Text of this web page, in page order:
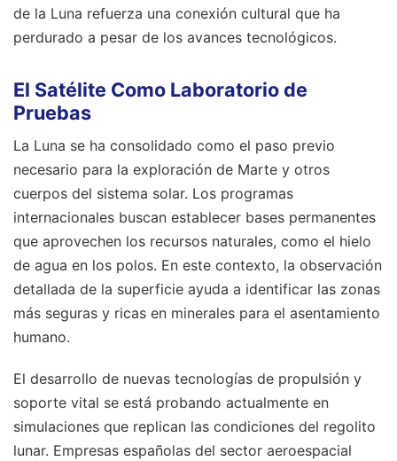
de la Luna refuerza una conexión cultural que ha
perdurado a pesar de los avances tecnológicos.
El Satélite Como Laboratorio de
Pruebas
La Luna se ha consolidado como el paso previo
necesario para la exploración de Marte y otros
cuerpos del sistema solar. Los programas
internacionales buscan establecer bases permanentes
que aprovechen los recursos naturales, como el hielo
de agua en los polos. En este contexto, la observación
detallada de la superficie ayuda a identificar las zonas
más seguras y ricas en minerales para el asentamiento
humano.
El desarrollo de nuevas tecnologías de propulsión y
soporte vital se está probando actualmente en
simulaciones que replican las condiciones del regolito
lunar. Empresas españolas del sector aeroespacial